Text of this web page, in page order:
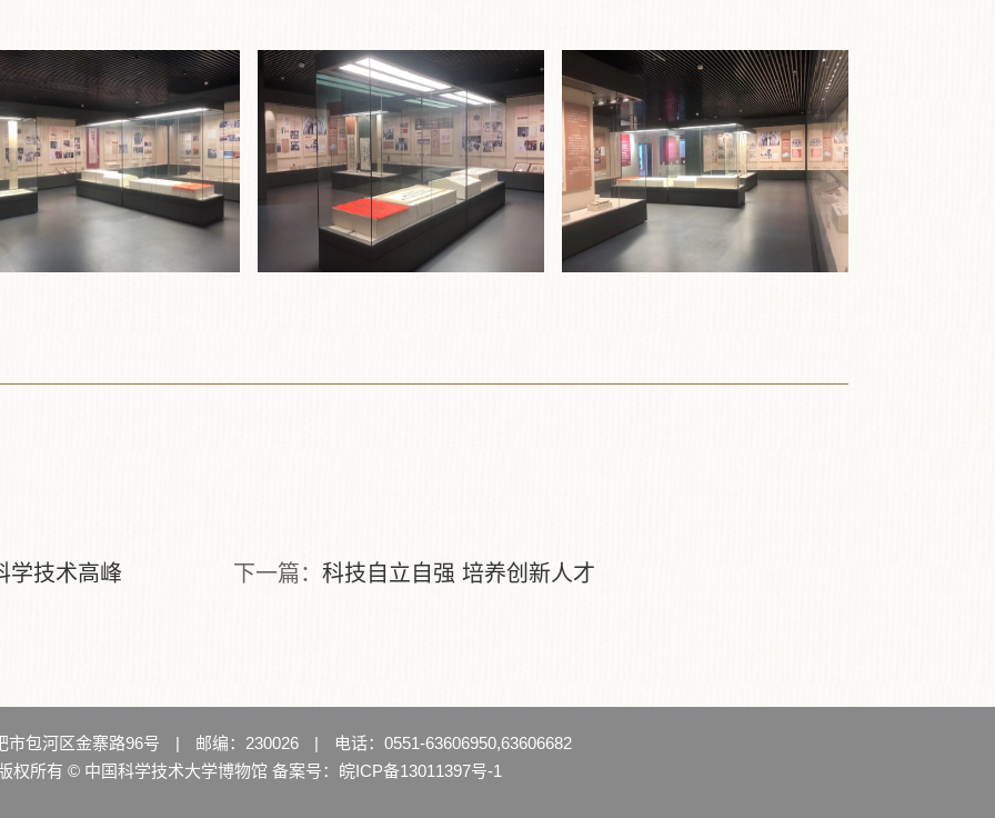
学技术高峰 下一篇： 科技自立自强 培养创新人才
市包河区金寨路96号 | 邮编：230026 |
电话：0551-63606950,63606682
权所有 © 中国科学技术大学博物馆 备案号： 皖ICP备13011397号-1